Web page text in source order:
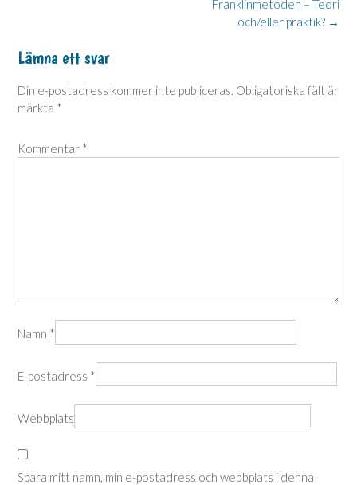
navigation
Franklinmetoden – Teori
och/eller praktik? →
Lämna ett svar
Din e-postadress kommer inte publiceras. Obligatoriska fält är
märkta *
Kommentar *
Namn *
E-postadress *
Webbplats
Spara mitt namn, min e-postadress och webbplats i denna